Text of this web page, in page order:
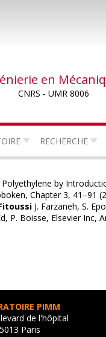
en
CNRS - UMR 8006
RECHERCHE
by
Chapter 3, 41–91
J. Farzaneh, S.
P. Boisse, Elsevier Inc,
PIMM
de l'hôpital
Paris